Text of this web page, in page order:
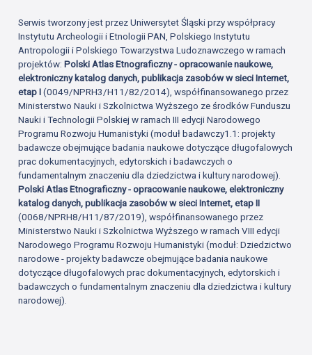
Serwis tworzony jest przez Uniwersytet Śląski przy współpracy
Instytutu Archeologii i Etnologii PAN, Polskiego Instytutu
Antropologii i Polskiego Towarzystwa Ludoznawczego w ramach
projektów:Polski Atlas Etnograficzny - opracowanie naukowe,
elektroniczny katalog danych, publikacja zasobów w sieci Internet,
etap I(0049/NPRH3/H11/82/2014), współfinansowanego przez
Ministerstwo Nauki i Szkolnictwa Wyższego ze środków Funduszu
Nauki i Technologii Polskiej w ramach III edycji Narodowego
Programu Rozwoju Humanistyki (moduł badawczy1.1: projekty
badawcze obejmujące badania naukowe dotyczące długofalowych
prac dokumentacyjnych, edytorskich i badawczych o
fundamentalnym znaczeniu dla dziedzictwa i kultury narodowej).
Polski Atlas Etnograficzny - opracowanie naukowe, elektroniczny
katalog danych, publikacja zasobów w sieci Internet, etap II
(0068/NPRH8/H11/87/2019), współfinansowanego przez
Ministerstwo Nauki i Szkolnictwa Wyższego w ramach VIII edycji
Narodowego Programu Rozwoju Humanistyki (moduł: Dziedzictwo
narodowe - projekty badawcze obejmujące badania naukowe
dotyczące długofalowych prac dokumentacyjnych, edytorskich i
badawczych o fundamentalnym znaczeniu dla dziedzictwa i kultury
narodowej).